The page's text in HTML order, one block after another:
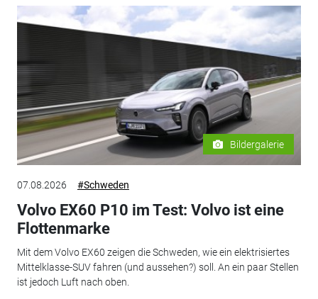
Bildergalerie
07.08.2026 #Schweden
Volvo EX60 P10 im Test: Volvo ist eine
Flottenmarke
Mit dem Volvo EX60 zeigen die Schweden, wie ein elektrisiertes
Mittelklasse-SUV fahren (und aussehen?) soll. An ein paar Stellen
ist jedoch Luft nach oben.